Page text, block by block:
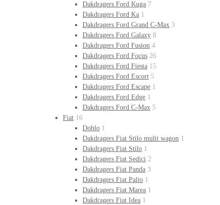
Dakdragers Ford Kuga 7
Dakdragers Ford Ka 1
Dakdragers Ford Grand C-Max 3
Dakdragers Ford Galaxy 8
Dakdragers Ford Fusion 4
Dakdragers Ford Focus 26
Dakdragers Ford Fiesta 15
Dakdragers Ford Escort 5
Dakdragers Ford Escape 1
Dakdragers Ford Edge 1
Dakdragers Ford C-Max 5
Fiat 16
Doblo 1
Dakdragers Fiat Stilo multi wagon 1
Dakdragers Fiat Stilo 1
Dakdragers Fiat Sedici 2
Dakdragers Fiat Panda 3
Dakdragers Fiat Palio 1
Dakdragers Fiat Marea 1
Dakdragers Fiat Idea 1